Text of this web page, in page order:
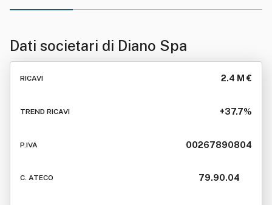
Dati societari di Diano Spa
RICAVI 2.4 M €
TREND RICAVI +37.7%
P.IVA 00267890804
C. ATECO 79.90.04